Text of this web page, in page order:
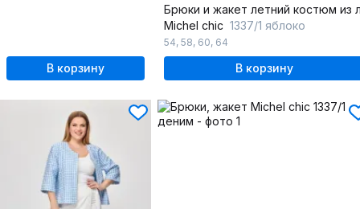
В корзину
Michel chic 1337/1 яблоко
54, 58, 60, 64
В корзину